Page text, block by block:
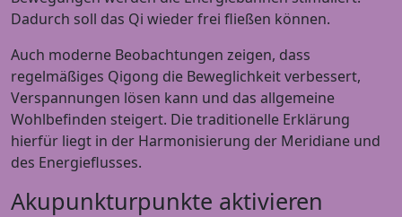
Dadurch soll das Qi wieder frei fließen können.
Auch moderne Beobachtungen zeigen, dass
regelmäßiges Qigong die Beweglichkeit verbessert,
Verspannungen lösen kann und das allgemeine
Wohlbefinden steigert. Die traditionelle Erklärung
hierfür liegt in der Harmonisierung der Meridiane und
des Energieflusses.
Akupunkturpunkte aktivieren